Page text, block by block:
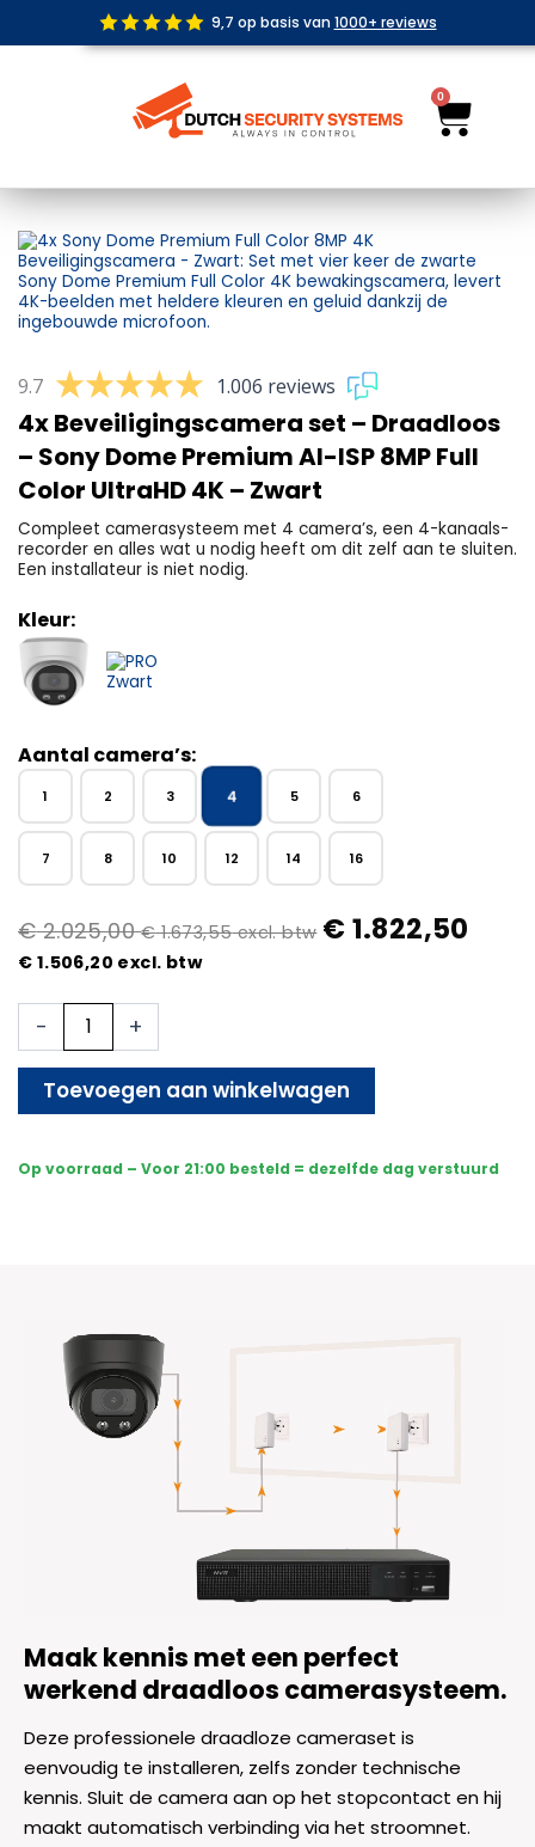
de
9,7 op basis van 1000+ reviews
0
9.7 1.006 reviews
4x Beveiligingscamera set – Draadloos
– Sony Dome Premium AI-ISP 8MP Full
Color UltraHD 4K – Zwart
Compleet camerasysteem met 4 camera’s, een 4-kanaals-
recorder en alles wat u nodig heeft om dit zelf aan te sluiten.
Een installateur is niet nodig.
Kleur:
Aantal camera’s:
1 2 3 4 5 6
7 8 10 12 14 16
€2.025,00 €1.673,55excl. btw € 1.822,50
€ 1.506,20 excl. btw
-
Beveiligingscamera
Draadloos
Dome
UltraHD
+
Toevoegen aan winkelwagen
Op voorraad – Voor 21:00 besteld = dezelfde dag verstuurd
Maak kennis met een perfect
werkend draadloos camerasysteem.
Deze professionele draadloze cameraset is
eenvoudig te installeren, zelfs zonder technische
kennis. Sluit de camera aan op het stopcontact en hij
maakt automatisch verbinding via het stroomnet.